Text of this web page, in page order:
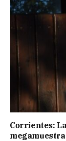
Corrientes: